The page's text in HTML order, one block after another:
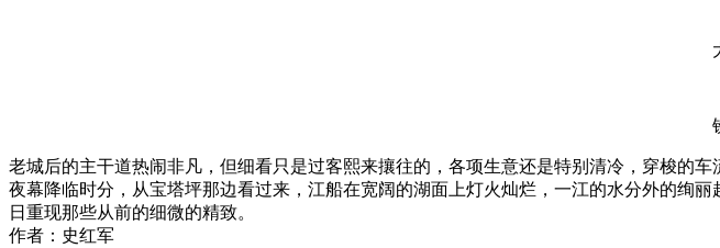
老城后的主干道热闹非凡，但细看只是过客熙来攘往的，各项生意还是特别清冷，穿梭的
夜幕降临时分，从宝塔坪那边看过来，江船在宽阔的湖面上灯火灿烂，一江的水分外的绚
日重现那些从前的细微的精致。
作者：史红军